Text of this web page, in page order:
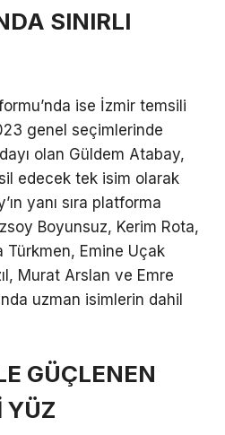
SINIRLI
ise İzmir temsili
genel seçimlerinde
olan Güldem Atabay,
edecek tek isim olarak
yanı sıra platforma
Boyunsuz, Kerim Rota,
Türkmen, Emine Uçak
Murat Arslan ve Emre
uzman isimlerin dahil
GÜÇLENEN
YÜZ